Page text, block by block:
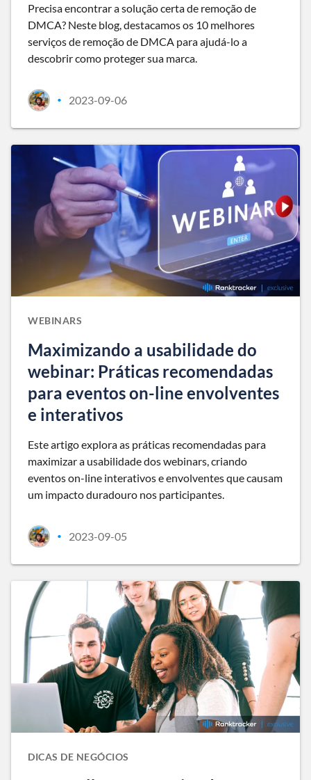
Precisa encontrar a solução certa de remoção de
DMCA? Neste blog, destacamos os 10 melhores
serviços de remoção de DMCA para ajudá-lo a
descobrir como proteger sua marca.
• 2023-09-06
WEBINARS
Maximizando a usabilidade do
webinar: Práticas recomendadas
para eventos on-line envolventes
e interativos
Este artigo explora as práticas recomendadas para
maximizar a usabilidade dos webinars, criando
eventos on-line interativos e envolventes que causam
um impacto duradouro nos participantes.
• 2023-09-05
DICAS DE NEGÓCIOS